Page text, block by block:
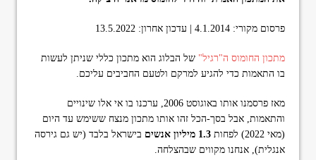
font_download סמן קישורים
ל
א
ס
א
כ
ל
פרסום מקורי: 4.1.2014 | עדכון אחרון: 13.5.2022
מתכון החומוס ה"רגיל" של הבלוג הוא מתכון כללי שניתן לעשות
בו התאמות כדי להגיע למרקם ולטעם החביבים עליכם.
מאז פרסמנו אותו באוגוסט 2006, ערכנו בו אי אלו שינויים
והתאמות, אבל בסך-הכל זהו אותו מתכון מנצח ששימש עד היום
(מאי 2022) לפחות
1.3 מיליון אנשים
בישראל בלבד (יש גם גירסה
אנגלית), אנחנו מקווים שבהצלחה.